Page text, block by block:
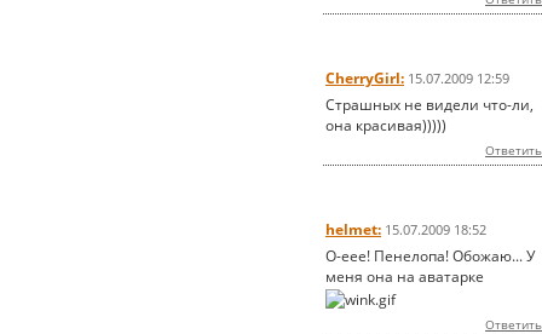
CherryGirl: 15.07.2009 12:59
Страшных не видели что-ли,
она красивая)))))
Ответить
helmet: 15.07.2009 18:52
О-еее! Пенелопа! Обожаю... У
меня она на аватарке
Ответить